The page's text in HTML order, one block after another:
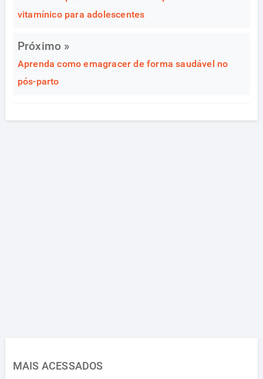
vitamínico para adolescentes
Próximo »
Aprenda como emagracer de forma saudável no
pós-parto
MAIS ACESSADOS